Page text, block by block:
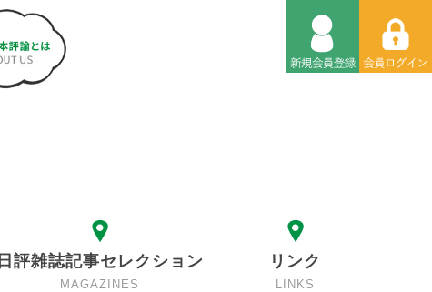
日評雑誌記事セレクション
MAGAZINES
リンク
LINKS